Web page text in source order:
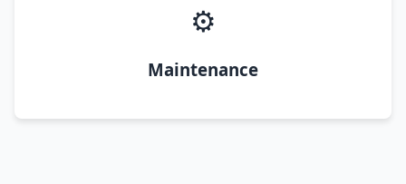
⚙️
Maintenance